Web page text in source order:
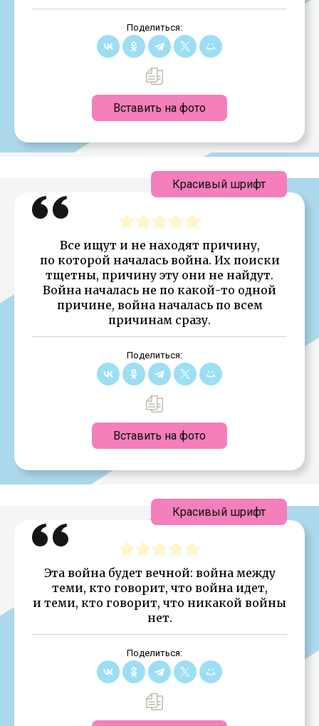
Поделиться:
Вставить на фото
Все ищут и не находят причину,
по которой началась война. Их поиски
тщетны, причину эту они не найдут.
Война началась не по какой-то одной
причине, война началась по всем
причинам сразу.
Поделиться:
Вставить на фото
Красивый шрифт
Эта война будет вечной: война между
теми, кто говорит, что война идет,
и теми, кто говорит, что никакой войны
нет.
Поделиться:
Красивый шрифт